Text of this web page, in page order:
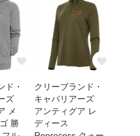
ド・
ズ
メ
勝
クリーブランド・
キャバリアーズ
アンティグア レ
ディース